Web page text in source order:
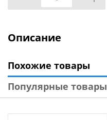
Описание
Похожие товары
Популярные товары